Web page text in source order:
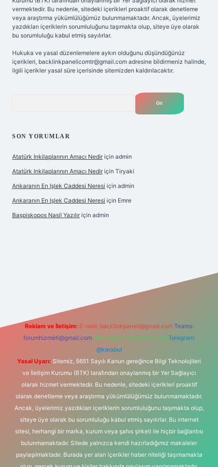
vermektedir. Bu nedenle, sitedeki içerikleri proaktif olarak denetleme
veya araştırma yükümlülüğümüz bulunmamaktadır. Ancak, üyelerimiz
yazdıkları içeriklerin sorumluluğunu taşımakta olup, siteye üye olarak
bu sorumluluğu kabul etmiş sayılırlar.
Hukuka ve yasal düzenlemelere aykırı olduğunu düşündüğünüz
içerikleri, backlinkpanelicomtr@gmail.com adresine bildirmeniz halinde,
ilgili içerikler yasal süre içerisinde sitemizden kaldırılacaktır.
SON YORUMLAR
Atatürk Inkilaplarının Amacı Nedir için admin
Atatürk Inkilaplarının Amacı Nedir için Tiryaki
Ankaranın En Işlek Caddesi Neresi için admin
Ankaranın En Işlek Caddesi Neresi için Emre
Başpiskopos Nasil Yazılır için admin
Reklam ve İletişim: E-mail: backlinkpaneli@gmail.com Teams:
forumhizmeti@gmail.com Whatsapp: 0262 606 0 726 Telegram:
@karabul
Yasal Uyarı: Sitemiz, 5651 Sayılı Kanun gereğince Bilgi Teknolojileri
ve İletişim Kurumu (BTK) tarafından onaylanmış bir Yer Sağlayıcı
olarak hizmet vermektedir. Bu nedenle, sitedeki içerikleri proaktif
olarak denetleme veya araştırma yükümlülüğümüz bulunmamaktadır.
Ancak, üyelerimiz yazdıkları içeriklerin sorumluluğunu taşımakta olup,
siteye üye olarak bu sorumluluğu kabul etmiş sayılırlar. Bu internet
sitesi, herhangi bir marka, kurum veya şahıs şirketi ile hiçbir bağlantısı
bulunmamaktadır. Sitede yalnızca kendi hazırladığımız makaleler
paylaşılmaktadır. Burada yer alan içerikler haber niteliği taşımamakta